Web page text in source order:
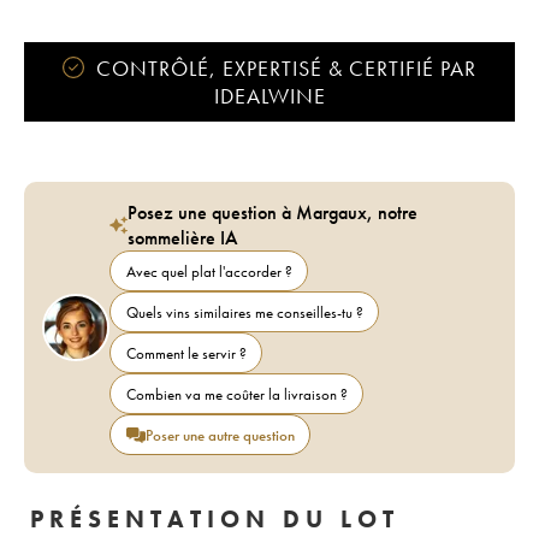
CONTRÔLÉ, EXPERTISÉ & CERTIFIÉ PAR
IDEALWINE
Posez une question à Margaux, notre
sommelière IA
Avec quel plat l'accorder ?
Quels vins similaires me conseilles-tu ?
Comment le servir ?
Combien va me coûter la livraison ?
Poser une autre question
PRÉSENTATION DU LOT